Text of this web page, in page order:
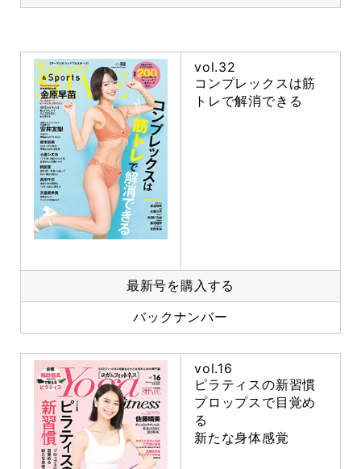
vol.32
コンプレックスは筋
トレで解消できる
最新号を購入する
バックナンバー
vol.16
ピラティスの新習慣
プロップスで目覚め
る
新たな身体感覚